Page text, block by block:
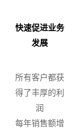
快速促进业务
发展
所有客户都获
得了丰厚的利
润
每年销售额增